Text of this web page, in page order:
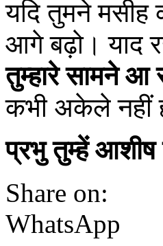
यदि तुमने मसीह
आगे बढ़ो। याद
तुम्हारे सामने आ
कभी अकेले नहीं
प्रभु तुम्हें आशीष
Share on:
WhatsApp